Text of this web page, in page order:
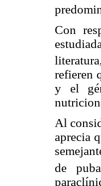
Con
refieren
y el
Al
aprecia
de